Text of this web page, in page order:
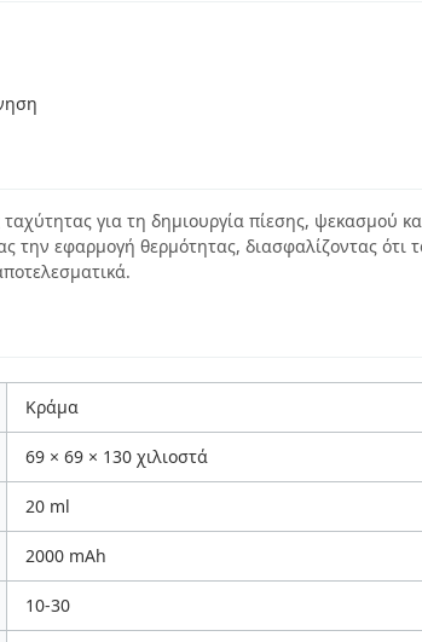
για τη δημιουργία πίεσης, ψεκασμού
την εφαρμογή θερμότητας, διασφαλίζοντας
Κράμα
69 × 69 × 130 χιλιοστά
20 ml
2000 mAh
10-30